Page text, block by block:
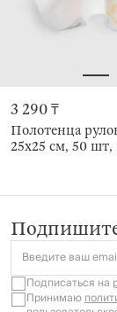
3 290 ₸
Полотенца
25х25 см, 50
Введите ваш
Подписаться на
Принимаю